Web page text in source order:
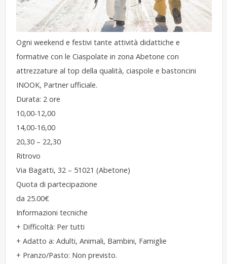
Ogni weekend e festivi tante attività didattiche e
formative con le Ciaspolate in zona Abetone con
attrezzature al top della qualità, ciaspole e bastoncini
INOOK, Partner ufficiale.
Durata: 2 ore
10,00-12,00
14,00-16,00
20,30 – 22,30
Ritrovo
Via Bagatti, 32 – 51021 (Abetone)
Quota di partecipazione
da 25.00€
Informazioni tecniche
+ Difficoltà: Per tutti
+ Adatto a: Adulti, Animali, Bambini, Famiglie
+ Pranzo/Pasto: Non previsto.